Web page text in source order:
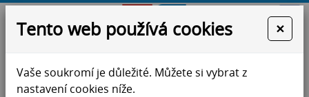
ZS Jihlava - krovy, vazníky, dřevostavby, řezivo
Tento web používá cookies ×
Vaše soukromí je důležité. Můžete si vybrat z
nastavení cookies níže.